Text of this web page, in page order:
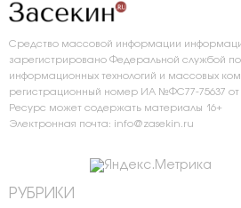
Средство массовой информации
зарегистрировано Федеральной службой
информационных технологий и массовых
регистрационный номер ИА №ФС77-75637 от
Ресурс может содержать материалы 16+
Электронная почта: info@zasekin.ru
РУБРИКИ